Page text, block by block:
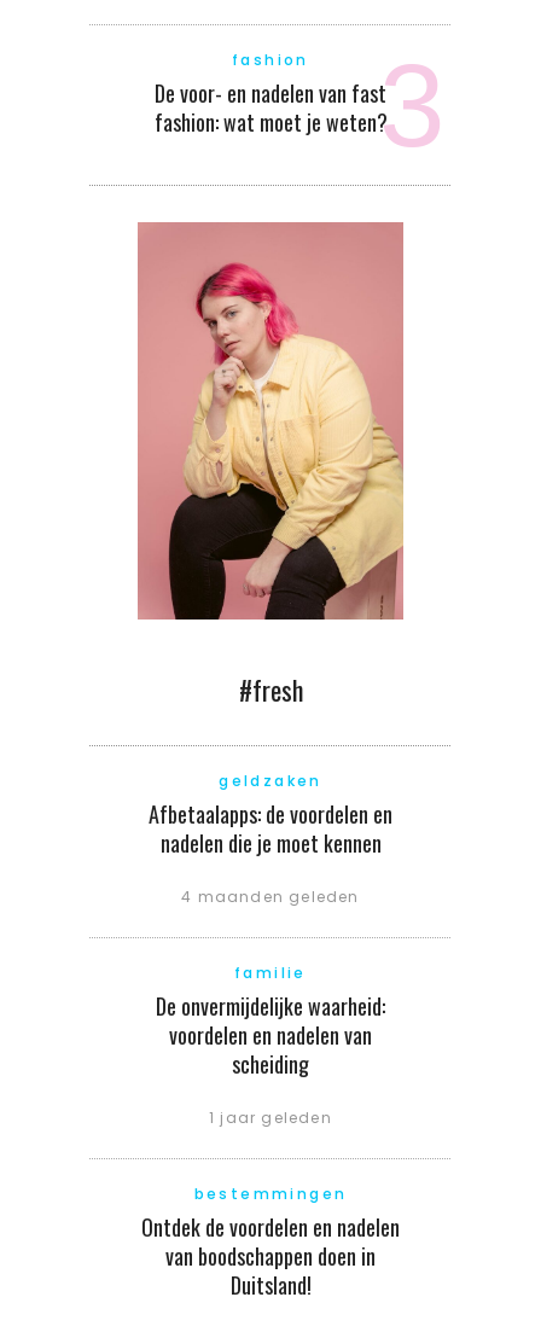
fashion
De voor- en nadelen van fast
fashion: wat moet je weten?
#fresh
geldzaken
Afbetaalapps: de voordelen en
nadelen die je moet kennen
4 maanden geleden
familie
De onvermijdelijke waarheid:
voordelen en nadelen van
scheiding
1 jaar geleden
bestemmingen
Ontdek de voordelen en nadelen
van boodschappen doen in
Duitsland!